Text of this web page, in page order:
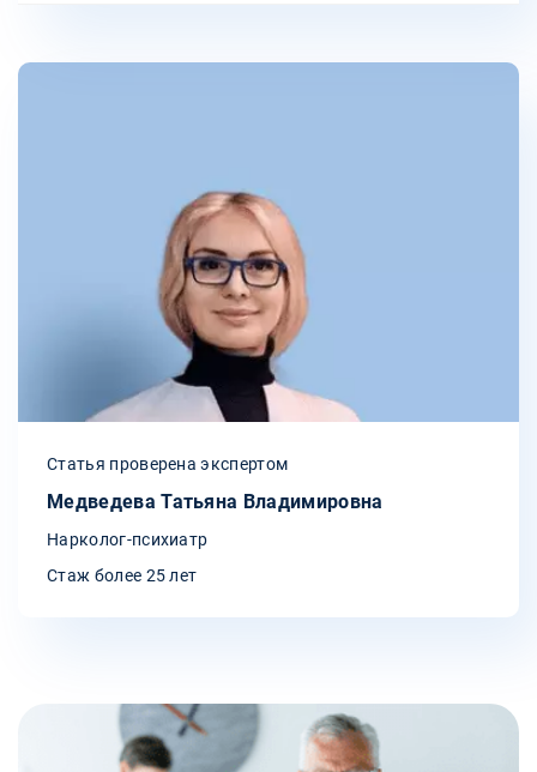
Статья проверена экспертом
Медведева Татьяна Владимировна
Нарколог-психиатр
Стаж более 25 лет